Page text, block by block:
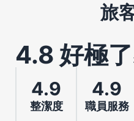
旅
4.8 好極了
4.9
整潔度
4.9
職員服務